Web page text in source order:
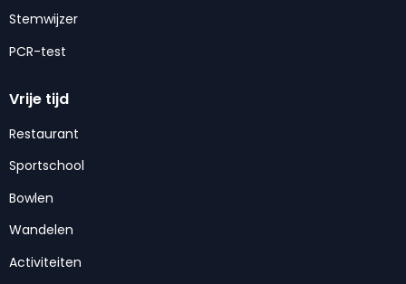
Stemwijzer
PCR-test
Vrije tijd
Restaurant
Sportschool
Bowlen
Wandelen
Activiteiten